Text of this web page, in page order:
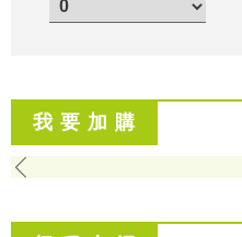
我 要 加 購